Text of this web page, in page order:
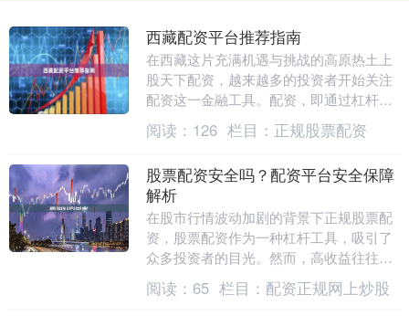
西藏配资平台推荐指南
在西藏这片充满机遇与挑战的高原热土上
股天下配资，越来越多的投资者开始关注
配资这一金融工具。配资，即通过杠杆放
大资金，让投资者在有限的资本下获取更
高的收益潜力。然....
阅读： 126 栏目： 正规股票配资
股票配资安全吗？配资平台安全保障
解析
在股市行情波动加剧的背景下正规股票配
资，股票配资作为一种杠杆工具，吸引了
众多投资者的目光。然而，高收益往往伴
随着高风险，许多投资者心中都有一个共
同的疑问：**股....
阅读： 65 栏目： 配资正规网上炒股